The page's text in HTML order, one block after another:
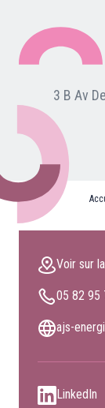
Nos adhérents
Carte du
Nos
Clients
3 B Av
Voir sur
05 82 95
ajs-
LinkedIn